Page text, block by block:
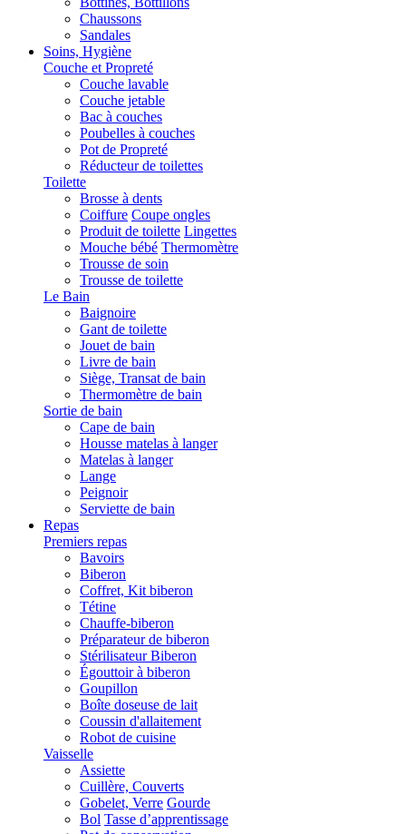
Chaussons
Sandales
Soins, Hygiène
Couche et Propreté
Couche lavable
Couche jetable
Bac à couches
Poubelles à couches
Pot de Propreté
Réducteur de toilettes
Toilette
Brosse à dents
Coiffure Coupe ongles
Produit de toilette Lingettes
Mouche bébé Thermomètre
Trousse de soin
Trousse de toilette
Le Bain
Baignoire
Gant de toilette
Jouet de bain
Livre de bain
Siège, Transat de bain
Thermomètre de bain
Sortie de bain
Cape de bain
Housse matelas à langer
Matelas à langer
Lange
Peignoir
Serviette de bain
Repas
Premiers repas
Bavoirs
Biberon
Coffret, Kit biberon
Tétine
Chauffe-biberon
Préparateur de biberon
Stérilisateur Biberon
Égouttoir à biberon
Goupillon
Boîte doseuse de lait
Coussin d'allaitement
Robot de cuisine
Vaisselle
Assiette
Cuillère, Couverts
Gobelet, Verre Gourde
Bol Tasse d’apprentissage